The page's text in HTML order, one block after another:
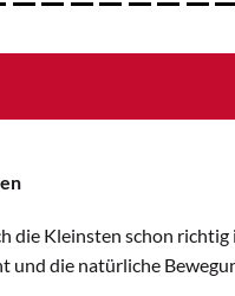
die Kleinsten schon
und die natürliche